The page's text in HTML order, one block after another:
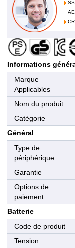
Informations
Marque
Applicables
Nom du produit
Catégorie
Général
Type de
périphérique
Garantie
Options de
paiement
Batterie
Code de produit
Tension